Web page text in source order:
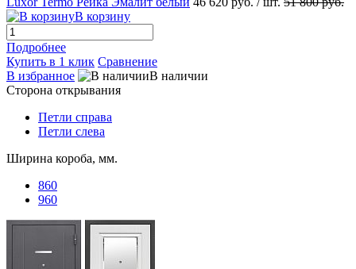
В корзину
Подробнее
Купить в 1 клик Сравнение
В избранное
В наличии
Сторона открывания
Петли справа
Петли слева
Ширина короба, мм.
860
960